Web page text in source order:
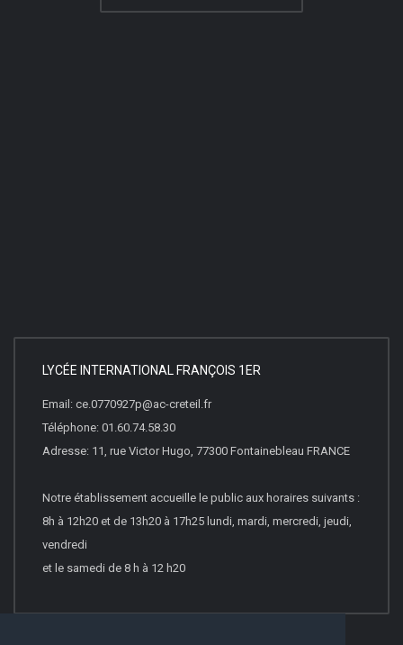
LYCÉE INTERNATIONAL FRANÇOIS 1ER
Email: ce.0770927p@ac-creteil.fr
Téléphone: 01.60.74.58.30
Adresse: 11, rue Victor Hugo, 77300 Fontainebleau FRANCE
Notre établissement accueille le public aux horaires suivants :
8h à 12h20 et de 13h20 à 17h25 lundi, mardi, mercredi, jeudi,
vendredi
et le samedi de 8 h à 12 h20